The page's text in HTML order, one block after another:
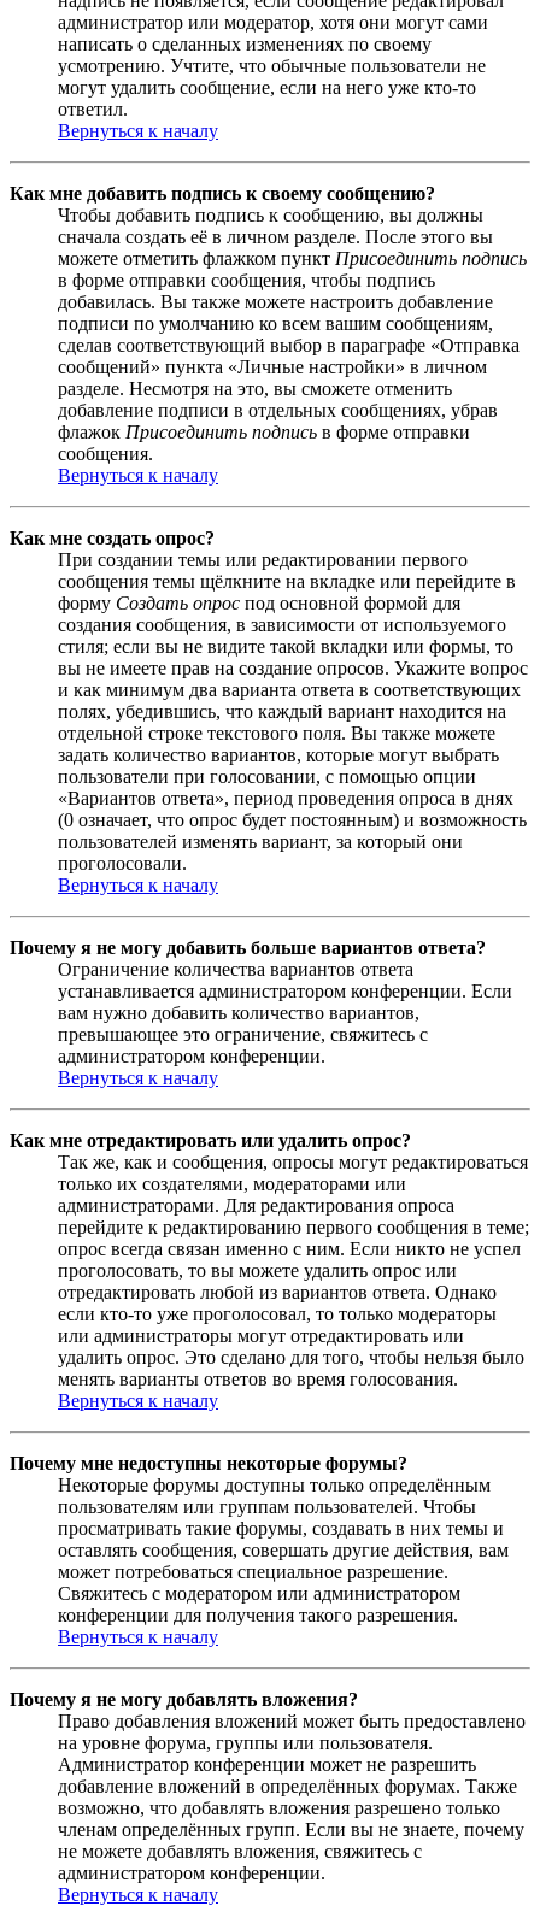
администратор или модератор, хотя они могут сами
написать о сделанных изменениях по своему
усмотрению. Учтите, что обычные пользователи не
могут удалить сообщение, если на него уже кто-то
ответил.
Вернуться к началу
Как мне добавить подпись к своему сообщению?
Чтобы добавить подпись к сообщению, вы должны
сначала создать её в личном разделе. После этого вы
можете отметить флажком пункт Присоединить подпись
в форме отправки сообщения, чтобы подпись
добавилась. Вы также можете настроить добавление
подписи по умолчанию ко всем вашим сообщениям,
сделав соответствующий выбор в параграфе «Отправка
сообщений» пункта «Личные настройки» в личном
разделе. Несмотря на это, вы сможете отменить
добавление подписи в отдельных сообщениях, убрав
флажок Присоединить подпись в форме отправки
сообщения.
Вернуться к началу
Как мне создать опрос?
При создании темы или редактировании первого
сообщения темы щёлкните на вкладке или перейдите в
форму Создать опрос под основной формой для
создания сообщения, в зависимости от используемого
стиля; если вы не видите такой вкладки или формы, то
вы не имеете прав на создание опросов. Укажите вопрос
и как минимум два варианта ответа в соответствующих
полях, убедившись, что каждый вариант находится на
отдельной строке текстового поля. Вы также можете
задать количество вариантов, которые могут выбрать
пользователи при голосовании, с помощью опции
«Вариантов ответа», период проведения опроса в днях
(0 означает, что опрос будет постоянным) и возможность
пользователей изменять вариант, за который они
проголосовали.
Вернуться к началу
Почему я не могу добавить больше вариантов ответа?
Ограничение количества вариантов ответа
устанавливается администратором конференции. Если
вам нужно добавить количество вариантов,
превышающее это ограничение, свяжитесь с
администратором конференции.
Вернуться к началу
Как мне отредактировать или удалить опрос?
Так же, как и сообщения, опросы могут редактироваться
только их создателями, модераторами или
администраторами. Для редактирования опроса
перейдите к редактированию первого сообщения в теме;
опрос всегда связан именно с ним. Если никто не успел
проголосовать, то вы можете удалить опрос или
отредактировать любой из вариантов ответа. Однако
если кто-то уже проголосовал, то только модераторы
или администраторы могут отредактировать или
удалить опрос. Это сделано для того, чтобы нельзя было
менять варианты ответов во время голосования.
Вернуться к началу
Почему мне недоступны некоторые форумы?
Некоторые форумы доступны только определённым
пользователям или группам пользователей. Чтобы
просматривать такие форумы, создавать в них темы и
оставлять сообщения, совершать другие действия, вам
может потребоваться специальное разрешение.
Свяжитесь с модератором или администратором
конференции для получения такого разрешения.
Вернуться к началу
Почему я не могу добавлять вложения?
Право добавления вложений может быть предоставлено
на уровне форума, группы или пользователя.
Администратор конференции может не разрешить
добавление вложений в определённых форумах. Также
возможно, что добавлять вложения разрешено только
членам определённых групп. Если вы не знаете, почему
не можете добавлять вложения, свяжитесь с
администратором конференции.
Вернуться к началу